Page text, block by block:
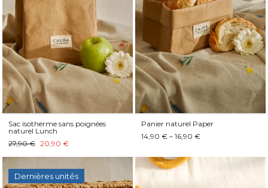
Sac isotherme sans poignées
naturel Lunch
27,90 € 20,90 €
Panier naturel Paper
14,90 € – 16,90 €
Dernières unités